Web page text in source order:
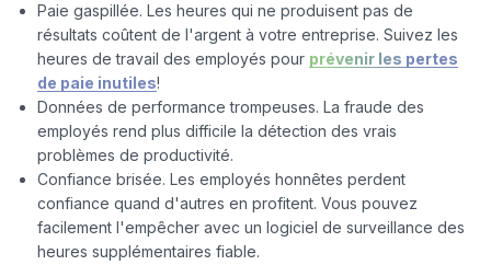
Paie gaspillée. Les heures qui ne produisent pas de
résultats coûtent de l'argent à votre entreprise. Suivez les
heures de travail des employés pour prévenir les pertes
de paie inutiles!
Données de performance trompeuses. La fraude des
employés rend plus difficile la détection des vrais
problèmes de productivité.
Confiance brisée. Les employés honnêtes perdent
confiance quand d'autres en profitent. Vous pouvez
facilement l'empêcher avec un logiciel de surveillance des
heures supplémentaires fiable.